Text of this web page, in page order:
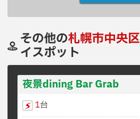
その他の札幌市中央区
イスポット
夜景dining Bar Grab
1台